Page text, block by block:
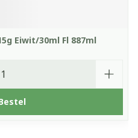
Eiwit/30ml Fl 887ml